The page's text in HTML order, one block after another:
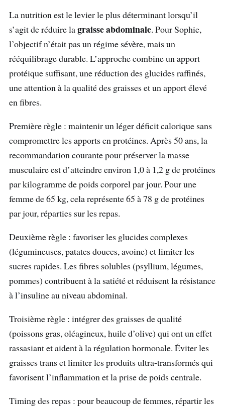
La nutrition est le levier le plus déterminant lorsqu’il
s’agit de réduire lagraisse abdominale. Pour Sophie,
l’objectif n’était pas un régime sévère, mais un
rééquilibrage durable. L’approche combine un apport
protéique suffisant, une réduction des glucides raffinés,
une attention à la qualité des graisses et un apport élevé
en fibres.
Première règle : maintenir un léger déficit calorique sans
compromettre les apports en protéines. Après 50 ans, la
recommandation courante pour préserver la masse
musculaire est d’atteindre environ 1,0 à 1,2 g de protéines
par kilogramme de poids corporel par jour. Pour une
femme de 65 kg, cela représente 65 à 78 g de protéines
par jour, réparties sur les repas.
Deuxième règle : favoriser les glucides complexes
(légumineuses, patates douces, avoine) et limiter les
sucres rapides. Les fibres solubles (psyllium, légumes,
pommes) contribuent à la satiété et réduisent la résistance
à l’insuline au niveau abdominal.
Troisième règle : intégrer des graisses de qualité
(poissons gras, oléagineux, huile d’olive) qui ont un effet
rassasiant et aident à la régulation hormonale. Éviter les
graisses trans et limiter les produits ultra-transformés qui
favorisent l’inflammation et la prise de poids centrale.
Timing des repas : pour beaucoup de femmes, répartir les